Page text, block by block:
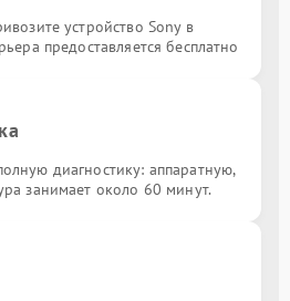
устройство Sony в
предоставляется бесплатно
диагностику: аппаратную,
занимает около 60 минут.